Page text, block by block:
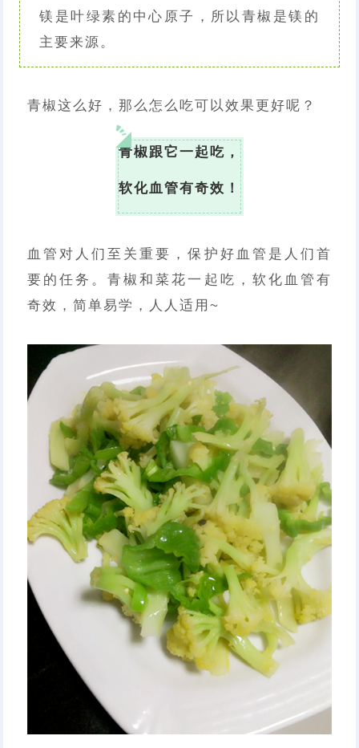
镁是叶绿素的中心原子，所以青椒是镁的
主要来源。
青椒这么好，那么怎么吃可以效果更好呢？
青椒跟它一起吃，
软化血管有奇效！
血管对人们至关重要，保护好血管是人们首
要的任务。青椒和菜花一起吃，软化血管有
奇效，简单易学，人人适用~